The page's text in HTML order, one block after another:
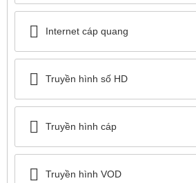
Internet cáp quang
Truyền hình số HD
Truyền hình cáp
Truyền hình VOD